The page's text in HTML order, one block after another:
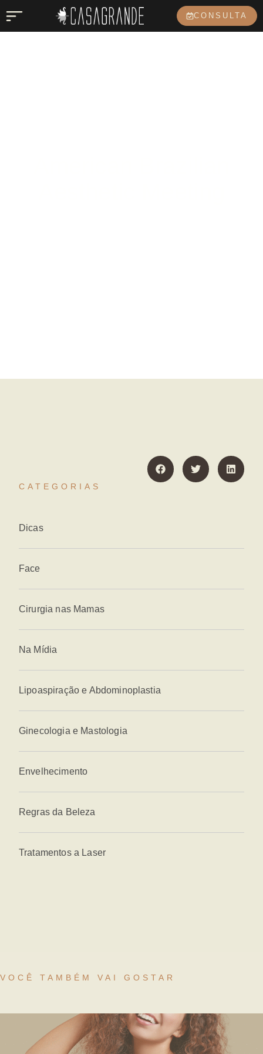
CONSULTA
CATEGORIAS
Dicas
Face
Cirurgia nas Mamas
Na Mídia
Lipoaspiração e Abdominoplastia
Ginecologia e Mastologia
Envelhecimento
Regras da Beleza
Tratamentos a Laser
VOCÊ TAMBÉM VAI GOSTAR